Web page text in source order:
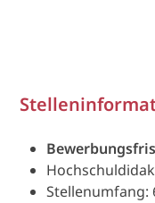
Stellenumfang: